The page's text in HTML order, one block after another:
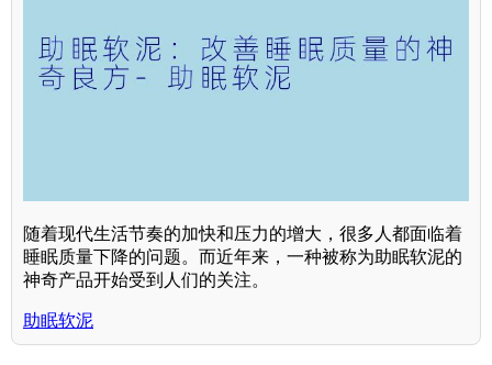
随着现代生活节奏的加快和压力的增大，很多人都面临着
睡眠质量下降的问题。而近年来，一种被称为助眠软泥的
神奇产品开始受到人们的关注。
助眠软泥